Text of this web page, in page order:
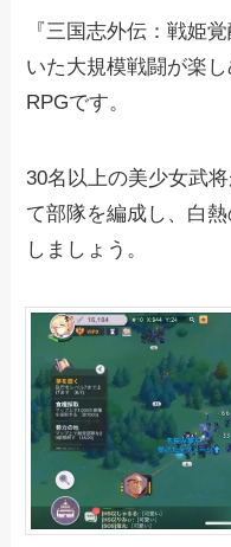
『三国志外伝：戦姫
いた大規模戦闘が楽
RPGです。
30名以上の美少女武
て部隊を編成し、白
しましょう。